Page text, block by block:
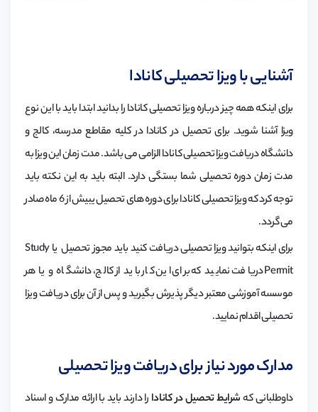
آشنایی با ویزا تحصیلی کانادا
برای اینکه همه چیز درباره ویزا تحصیلی کانادا را بدانید ابتدا باید با این نوع
ویزا آشنا شوید. برای تحصیل در کانادا در کلیه مقاطع مدرسه، کالج و
دانشگاه دریافت ویزا تحصیلی کانادا الزامی می باشد. مدت زمان این ویزا به
مدت زمان دوره تحصیلی شما بستگی دارد. البته باید به این نکته باید
توجه کرد که ویزا تحصیلی کانادا برای دوره های تحصیل یبیش از 6 ماه صادر
می گردد.
برای اینکه بتوانید ویزا تحصیلی دریافت کنید باید مجوز تحصیل یا Study
Permit دریافت نمایید که برای این کار باید از کالج، دانشگاه و یا هر
موسسه آموزشی معتبر دیگر پذیرش بگیرید و پس از آن برای دریافت ویزا
تحصیلی اقدام نمایید.
مدارک مورد نیاز برای دریافت ویزا تحصیلی
داوطلبانی کهشرایط تحصیل در کانادا را دارند باید با ارائه مدارک و اسناد